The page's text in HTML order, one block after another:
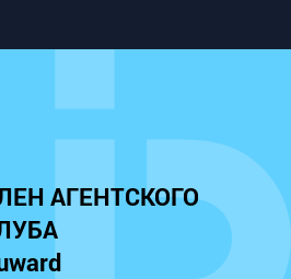
АГЕНТСКОГО